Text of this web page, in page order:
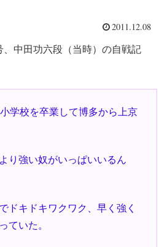
2011.12.08
中田功六段（当時）の自戦記
学校を卒業して博多から上京
り強い奴がいっぱいいるん
ドキドキワクワク、早く強く
ていた。